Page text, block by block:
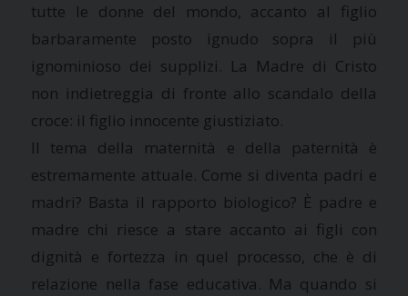
tutte le donne del mondo, accanto al figlio
barbaramente posto ignudo sopra il più
ignominioso dei supplizi. La Madre di Cristo
non indietreggia di fronte allo scandalo della
croce: il figlio innocente giustiziato.
Il tema della maternità e della paternità è
estremamente attuale. Come si diventa padri e
madri? Basta il rapporto biologico? È padre e
madre chi riesce a stare accanto ai figli con
dignità e fortezza in quel processo, che è di
relazione nella fase educativa. Ma quando si